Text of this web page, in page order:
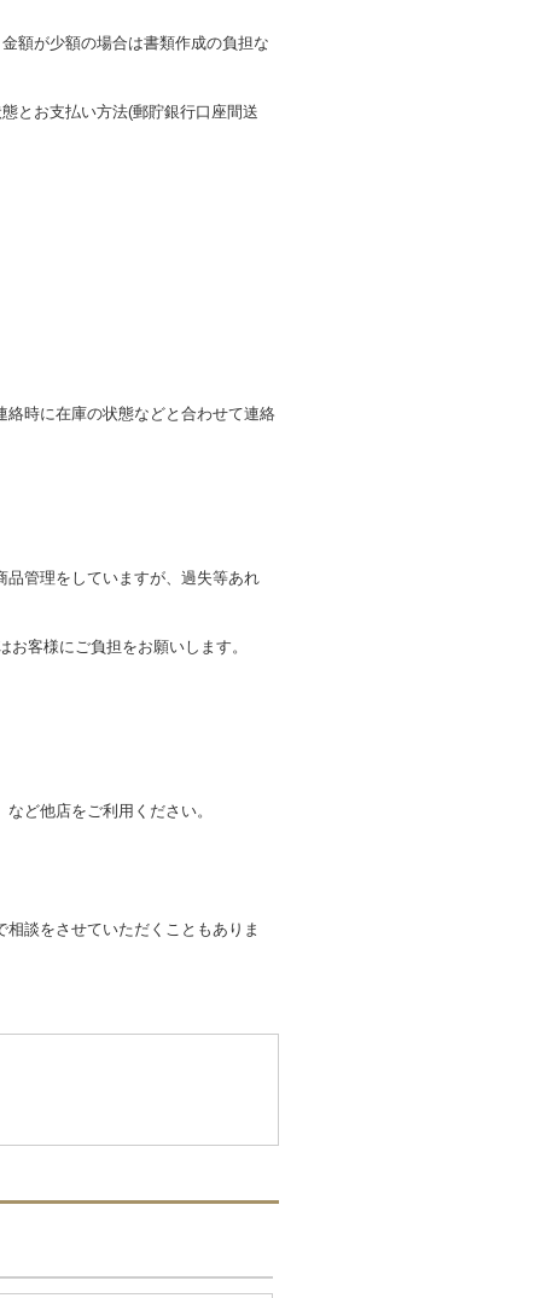
額が少額の場合は書類作成の負担な
とお支払い方法(郵貯銀行口座間送
時に在庫の状態などと合わせて連絡
管理をしていますが、過失等あれ
客様にご負担をお願いします。
ど他店をご利用ください。
談をさせていただくこともありま